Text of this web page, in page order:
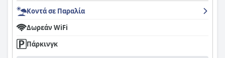
Κοντά σε Παραλία
Δωρεάν WiFi
Πάρκινγκ